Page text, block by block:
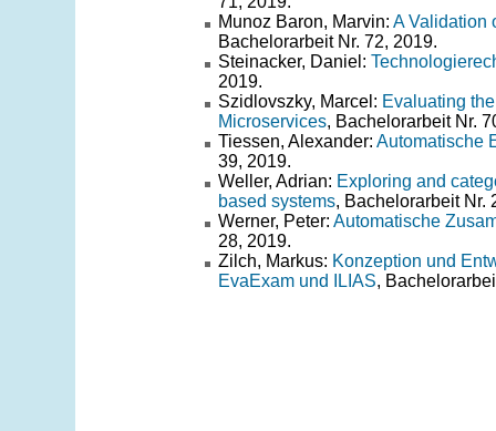
Munoz Baron, Marvin: A Validation
Bachelorarbeit Nr. 72, 2019.
Steinacker, Daniel:
2019.
Szidlovszky, Marcel: Evaluating
Microservices, Bachelorarbeit Nr.
Tiessen, Alexander: Automatische
39, 2019.
Weller, Adrian: Exploring and
based systems, Bachelorarbeit Nr.
Werner, Peter: Automatische
28, 2019.
Zilch, Markus: Konzeption und
EvaExam und ILIAS,